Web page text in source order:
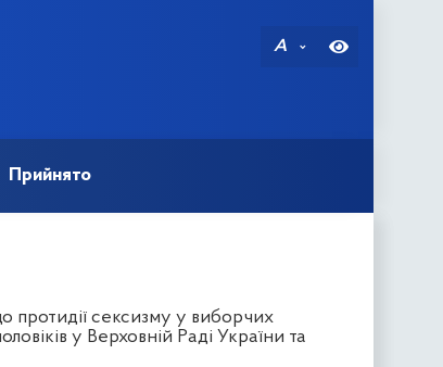
A
Прийнято
протидії сексизму у виборчих
у Верховній Раді України та